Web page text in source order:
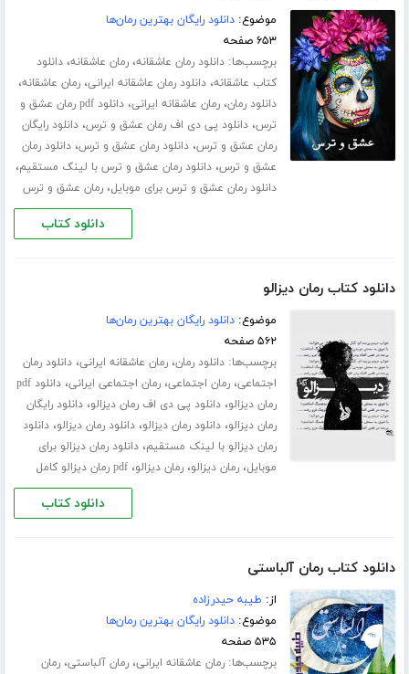
موضوع:دانلود رایگان بهترین رمان‌ها
۶۵۳ صفحه
برچسب‌ها:دانلود رمان عاشقانه،رمان عاشقانه،دانلود
کتاب عاشقانه،دانلود رمان عاشقانه ایرانی،رمان عاشقانه،
دانلود رمان،رمان عاشقانه ایرانی،
دانلود pdf رمان عشق و
ترس،دانلود پی دی اف رمان عشق و ترس،دانلود رایگان
رمان عشق و ترس،دانلود رمان عشق و ترس،دانلود رمان
عشق و ترس،دانلود رمان عشق و ترس با لینک مستقیم،
دانلود رمان عشق و ترس برای موبایل،رمان عشق و ترس
دانلود کتاب
دانلود کتاب رمان دیزالو
موضوع:دانلود رایگان بهترین رمان‌ها
۵۶۲ صفحه
برچسب‌ها:دانلود رمان،رمان عاشقانه ایرانی،دانلود رمان
اجتماعی،رمان اجتماعی،رمان اجتماعی ایرانی،
دانلود pdf
رمان دیزالو،دانلود پی دی اف رمان دیزالو،دانلود رایگان
رمان دیزالو،دانلود رمان دیزالو،دانلود رمان دیزالو،دانلود
رمان دیزالو با لینک مستقیم،دانلود رمان دیزالو برای
موبایل،رمان دیزالو،رمان دیزالو،pdf رمان دیزالو کامل
دانلود کتاب
دانلود کتاب رمان آلباستی
از: طیبه حیدرزاده
موضوع:دانلود رایگان بهترین رمان‌ها
۵۳۵ صفحه
برچسب‌ها:رمان عاشقانه ایرانی،رمان آلباستی،رمان